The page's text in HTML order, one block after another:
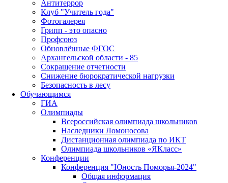
Антитеррор
Клуб "Учитель года"
Фотогалерея
Грипп - это опасно
Профсоюз
Обновлённые ФГОС
Архангельской области - 85
Сокращение отчетности
Снижение бюрократической нагрузки
Безопасность в лесу
Обучающимся
ГИА
Олимпиады
Всероссийская олимпиада школьников
Наследники Ломоносова
Дистанционная олимпиада по ИКТ
Олимпиада школьников «ЯКласс»
Конференции
Конференция "Юность Поморья-2024"
Общая информация